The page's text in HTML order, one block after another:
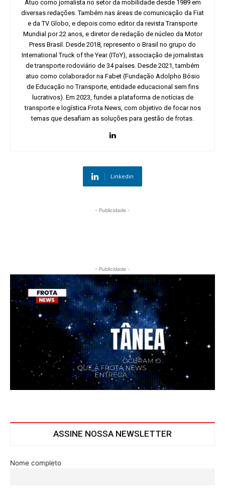
Atuo como jornalista no setor da mobilidade desde 1989 em
diversas redações. Também nas áreas de comunicação da Fiat
e da TV Globo, e depois como editor da revista Transporte
Mundial por 22 anos, e diretor de redação de núcleo da Motor
Press Brasil. Desde 2018, represento o Brasil no grupo do
International Truck of the Year (IToY), associação de jornalistas
de transporte rodoviário de 34 países. Desde 2021, também
atuo como colaborador na Fabet (Fundação Adolpho Bósio
de Educação no Transporte, entidade educacional sem fins
lucrativos). Em 2023, fundei a plataforma de notícias de
transporte e logística Frota News, com objetivo de focar nos
temas que desafiam as soluções para gestão de frotas.
Linkedin
- Publicidade -
- Publicidade -
ASSINE NOSSA NEWSLETTER
Nome completo